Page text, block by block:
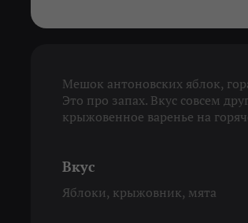
Мешок антоновских яблок,
Это про запах. Вкус совсем
крыжовенное варенье на
Вкус
Яблоки, крыжовник, мята